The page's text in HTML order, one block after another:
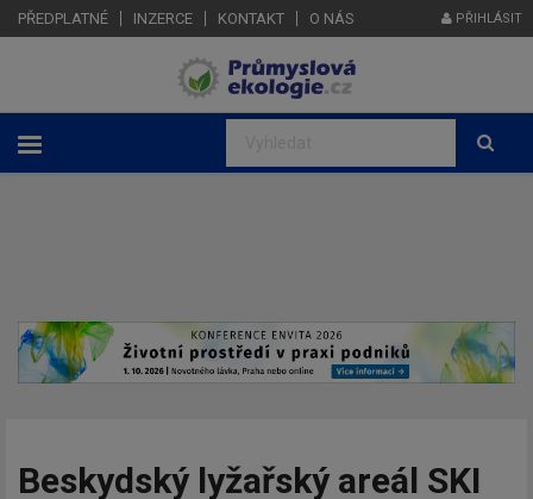
PŘEDPLATNÉ INZERCE KONTAKT O NÁS PŘIHLÁSIT
Beskydský lyžařský areál SKI